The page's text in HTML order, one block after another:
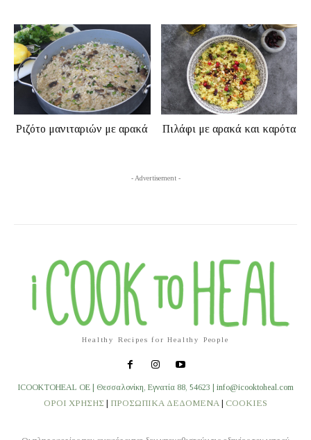
Ριζότο μανιταριών με αρακά Πιλάφι με αρακά και καρότα
- Advertisement -
Healthy Recipes for Healthy People
ICOOKTOHEAL OE | Θεσσαλονίκη, Εγνατία 88, 54623 | info@icooktoheal.com
ΟΡΟΙ ΧΡΗΣΗΣ | ΠΡΟΣΩΠΙΚΑ ΔΕΔΟΜΕΝΑ | COOKIES